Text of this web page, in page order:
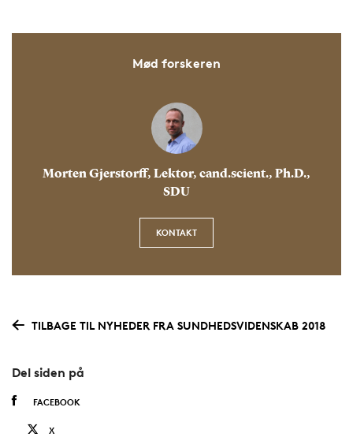
Mød forskeren
Morten Gjerstorff, Lektor, cand.scient., Ph.D.,
SDU
KONTAKT
TILBAGE TIL NYHEDER FRA SUNDHEDSVIDENSKAB 2018
Del siden på
FACEBOOK
X